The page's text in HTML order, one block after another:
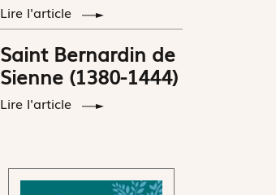
Lire l'article
Saint Bernardin de
Sienne (1380-1444)
Lire l'article